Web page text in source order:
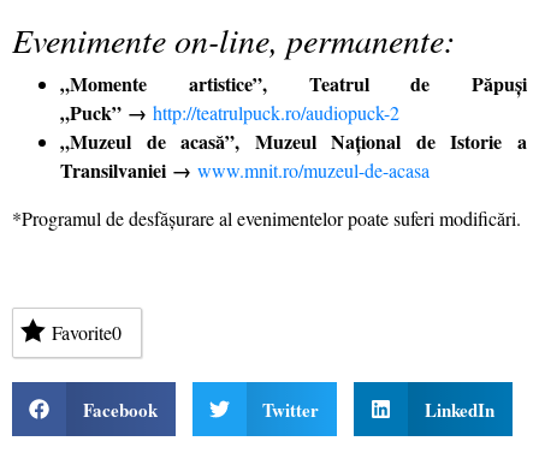
Evenimente on-line, permanente:
„Momente artistice”, Teatrul de Păpuși
„Puck” → http://teatrulpuck.ro/audiopuck-2
„Muzeul de acasă”, Muzeul Național de Istorie a
Transilvaniei → www.mnit.ro/muzeul-de-acasa
*Programul de desfășurare al evenimentelor poate suferi modificări.
Favorite0
Facebook Twitter LinkedIn